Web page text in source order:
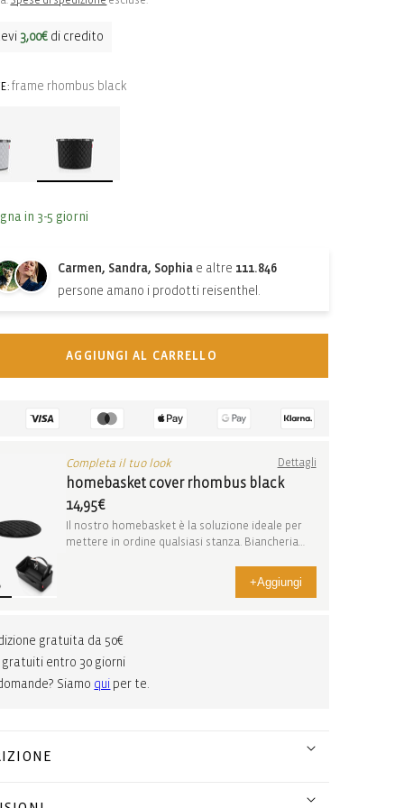
3,00€ di credito
frame rhombus black
in 3-5 giorni
Carmen, Sandra, Sophia e altre 111.846
persone amano i prodotti reisenthel.
AGGIUNGI AL CARRELLO
Completa il tuo look Dettagli
homebasket cover rhombus black
14,95€
Il nostro homebasket è la soluzione ideale per
mettere in ordine qualsiasi stanza. Biancheria
+Aggiungi
gratuita da 50€
gratuiti entro 30 giorni
Siamo qui per te.